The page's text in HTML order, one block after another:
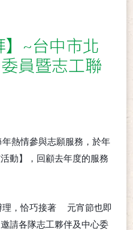
】~台中市北
員暨志工聯
熱情參與志願服務，於年
動】，回顧去年度的服務
，恰巧接著
元宵節也即
請各隊志工夥伴及中心委